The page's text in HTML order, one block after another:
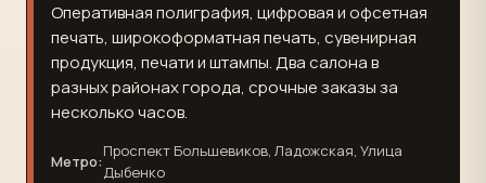
Оперативная полиграфия, цифровая и офсетная
печать, широкоформатная печать, сувенирная
продукция, печати и штампы. Два салона в
разных районах города, срочные заказы за
несколько часов.
Метро:
Проспект Большевиков, Ладожская, Улица
Дыбенко